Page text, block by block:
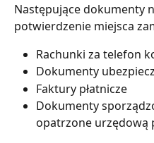
Następujące dokumenty
potwierdzenie miejsca
Rachunki za telefon
Dokumenty
Faktury płatnicze
Dokumenty
opatrzone urzędową